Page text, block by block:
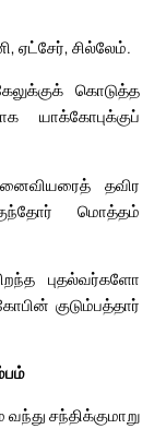
ஏட்சேர், சில்லேம்.
கொடுத்த
யாக்கோபுக்குப்
தவிர
மொத்தம்
புதல்வர்களோ
குடும்பத்தார்
சந்திக்குமாறு